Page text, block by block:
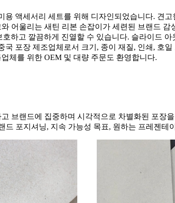
액세서리 세트를 위해 디자인되었습니다. 견
어울리는 새틴 리본 손잡이가 세련된 브랜드
하고 깔끔하게 진열할 수 있습니다. 슬라이드
포장 제조업체로서 크기, 종이 재질, 인쇄, 호
체를 위한 OEM 및 대량 주문도 환영합니다.
브랜드에 집중하며 시각적으로 차별화된 포장
드 포지셔닝, 지속 가능성 목표, 원하는 프레젠